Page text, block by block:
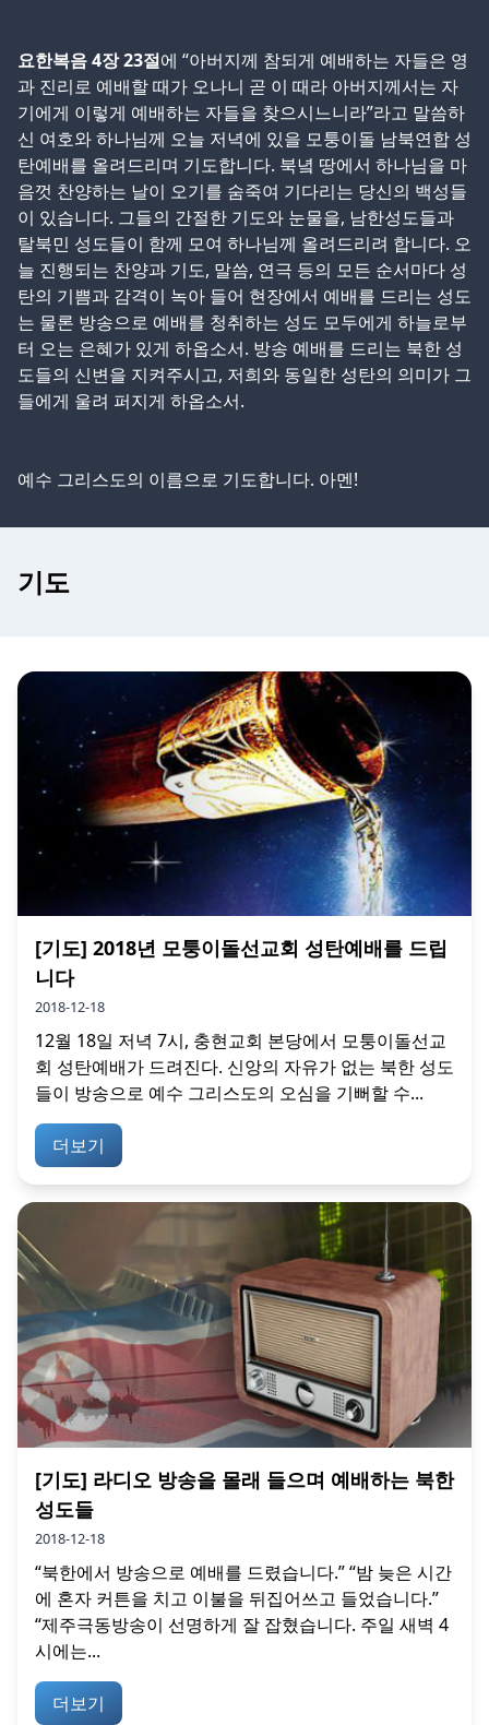
요한복음 4장 23절에 “아버지께 참되게 예배하는 자들은 영
과 진리로 예배할 때가 오나니 곧 이 때라 아버지께서는 자
기에게 이렇게 예배하는 자들을 찾으시느니라”라고 말씀하
신 여호와 하나님께 오늘 저녁에 있을 모퉁이돌 남북연합 성
탄예배를 올려드리며 기도합니다. 북녘 땅에서 하나님을 마
음껏 찬양하는 날이 오기를 숨죽여 기다리는 당신의 백성들
이 있습니다. 그들의 간절한 기도와 눈물을, 남한성도들과
탈북민 성도들이 함께 모여 하나님께 올려드리려 합니다. 오
늘 진행되는 찬양과 기도, 말씀, 연극 등의 모든 순서마다 성
탄의 기쁨과 감격이 녹아 들어 현장에서 예배를 드리는 성도
는 물론 방송으로 예배를 청취하는 성도 모두에게 하늘로부
터 오는 은혜가 있게 하옵소서. 방송 예배를 드리는 북한 성
도들의 신변을 지켜주시고, 저희와 동일한 성탄의 의미가 그
들에게 울려 퍼지게 하옵소서.
예수 그리스도의 이름으로 기도합니다. 아멘!
기도
[기도] 2018년 모퉁이돌선교회 성탄예배를 드립
니다
2018-12-18
12월 18일 저녁 7시, 충현교회 본당에서 모퉁이돌선교
회 성탄예배가 드려진다. 신앙의 자유가 없는 북한 성도
들이 방송으로 예수 그리스도의 오심을 기뻐할 수...
더보기
[기도] 라디오 방송을 몰래 들으며 예배하는 북한
성도들
2018-12-18
“북한에서 방송으로 예배를 드렸습니다.” “밤 늦은 시간
에 혼자 커튼을 치고 이불을 뒤집어쓰고 들었습니다.”
“제주극동방송이 선명하게 잘 잡혔습니다. 주일 새벽 4
시에는...
더보기